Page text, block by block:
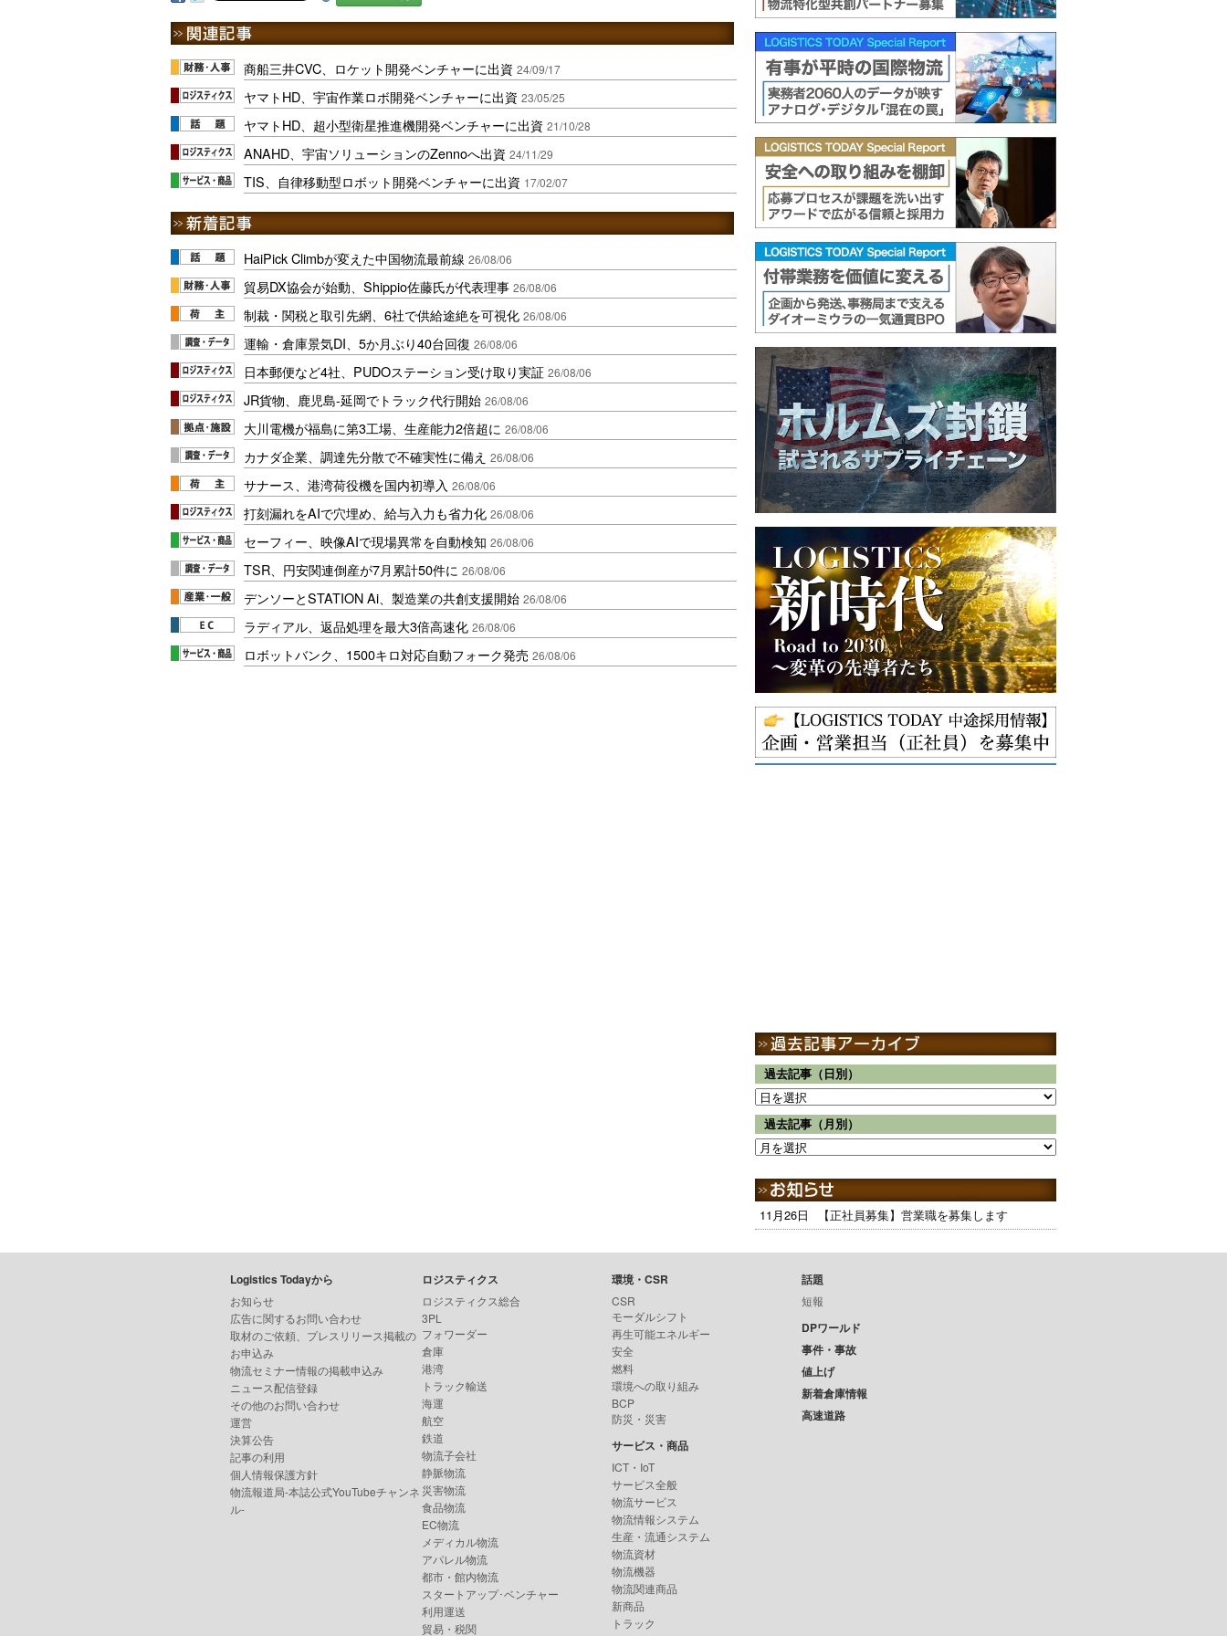
商船三井CVC、ロケット開発ベンチャーに出資 24/09/17
ヤマトHD、宇宙作業ロボ開発ベンチャーに出資 23/05/25
ヤマトHD、超小型衛星推進機開発ベンチャーに出資 21/10/28
ANAHD、宇宙ソリューションのZennoへ出資 24/11/29
TIS、自律移動型ロボット開発ベンチャーに出資 17/02/07
HaiPick Climbが変えた中国物流最前線 26/08/06
貿易DX協会が始動、Shippio佐藤氏が代表理事 26/08/06
制裁・関税と取引先網、6社で供給途絶を可視化 26/08/06
運輸・倉庫景気DI、5か月ぶり40台回復 26/08/06
日本郵便など4社、PUDOステーション受け取り実証 26/08/06
JR貨物、鹿児島-延岡でトラック代行開始 26/08/06
大川電機が福島に第3工場、生産能力2倍超に 26/08/06
カナダ企業、調達先分散で不確実性に備え 26/08/06
サナース、港湾荷役機を国内初導入 26/08/06
打刻漏れをAIで穴埋め、給与入力も省力化 26/08/06
セーフィー、映像AIで現場異常を自動検知 26/08/06
TSR、円安関連倒産が7月累計50件に 26/08/06
デンソーとSTATION Ai、製造業の共創支援開始 26/08/06
ラディアル、返品処理を最大3倍高速化 26/08/06
ロボットバンク、1500キロ対応自動フォーク発売 26/08/06
過去記事（日別）
過去記事（月別）
11月26日 【正社員募集】営業職を募集します
Logistics Todayから
お知らせ
広告に関するお問い合わせ
取材のご依頼、プレスリリース掲載の
お申込み
物流セミナー情報の掲載申込み
ニュース配信登録
その他のお問い合わせ
運営
決算公告
記事の利用
個人情報保護方針
物流報道局-本誌公式YouTubeチャンネ
ル-
ロジスティクス
ロジスティクス総合
3PL
フォワーダー
倉庫
港湾
トラック輸送
海運
航空
鉄道
物流子会社
静脈物流
災害物流
食品物流
EC物流
メディカル物流
アパレル物流
都市・館内物流
スタートアップ･ベンチャー
利用運送
貿易・税関
環境・CSR
CSR
モーダルシフト
再生可能エネルギー
安全
燃料
環境への取り組み
BCP
防災・災害
サービス・商品
ICT・IoT
サービス全般
物流サービス
物流情報システム
生産・流通システム
物流資材
物流機器
物流関連商品
新商品
トラック
話題
短報
DPワールド
事件・事故
値上げ
新着倉庫情報
高速道路